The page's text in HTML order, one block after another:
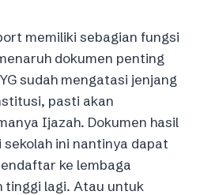
memiliki sebagian fungsi
dokumen penting
sudah mengatasi jenjang
pasti akan
Ijazah. Dokumen hasil
ini nantinya dapat
ke lembaga
tinggi lagi. Atau untuk